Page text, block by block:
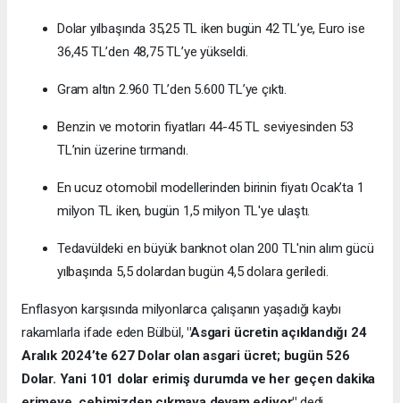
Dolar yılbaşında 35,25 TL iken bugün 42 TL’ye, Euro ise
36,45 TL’den 48,75 TL’ye yükseldi.
Gram altın 2.960 TL’den 5.600 TL’ye çıktı.
Benzin ve motorin fiyatları 44-45 TL seviyesinden 53
TL’nin üzerine tırmandı.
En ucuz otomobil modellerinden birinin fiyatı Ocak’ta 1
milyon TL iken, bugün 1,5 milyon TL'ye ulaştı.
Tedavüldeki en büyük banknot olan 200 TL'nin alım gücü
yılbaşında 5,5 dolardan bugün 4,5 dolara geriledi.
Enflasyon karşısında milyonlarca çalışanın yaşadığı kaybı
rakamlarla ifade eden Bülbül,"Asgari ücretin açıklandığı 24
Aralık 2024’te 627 Dolar olan asgari ücret; bugün 526
Dolar. Yani 101 dolar erimiş durumda ve her geçen dakika